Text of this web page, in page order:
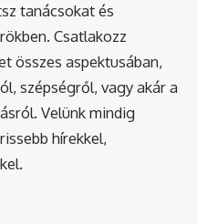
tanácsokat és
Csatlakozz
összes aspektusában,
szépségről, vagy akár a
Velünk mindig
hírekkel,